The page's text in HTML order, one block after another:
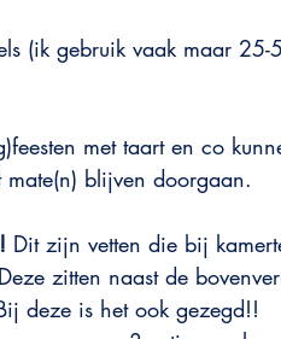
(ik gebruik vaak maar 25-
met taart en co
blijven doorgaan.
Dit zijn vetten die bij
zitten naast de
deze is het ook gezegd!!